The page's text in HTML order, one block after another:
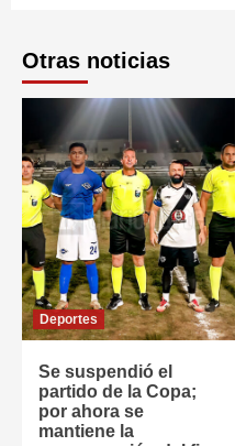
Otras noticias
Deportes
Se suspendió el
partido de la Copa;
por ahora se
mantiene la